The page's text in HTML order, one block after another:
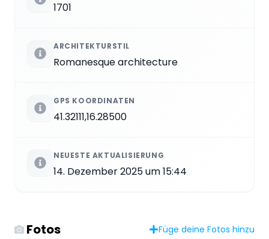
1701
ARCHITEKTURSTIL
Romanesque architecture
GPS KOORDINATEN
41.32111,16.28500
NEUESTE AKTUALISIERUNG
14. Dezember 2025 um 15:44
Fotos Füge deine Fotos hinzu